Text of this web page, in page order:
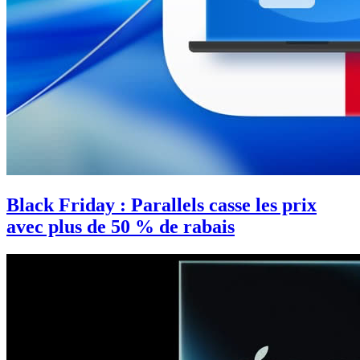
Black Friday : Parallels casse les prix
avec plus de 50 % de rabais